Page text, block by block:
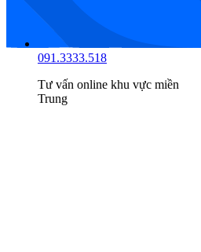
091.3333.518
Tư vấn online khu vực miền
Trung